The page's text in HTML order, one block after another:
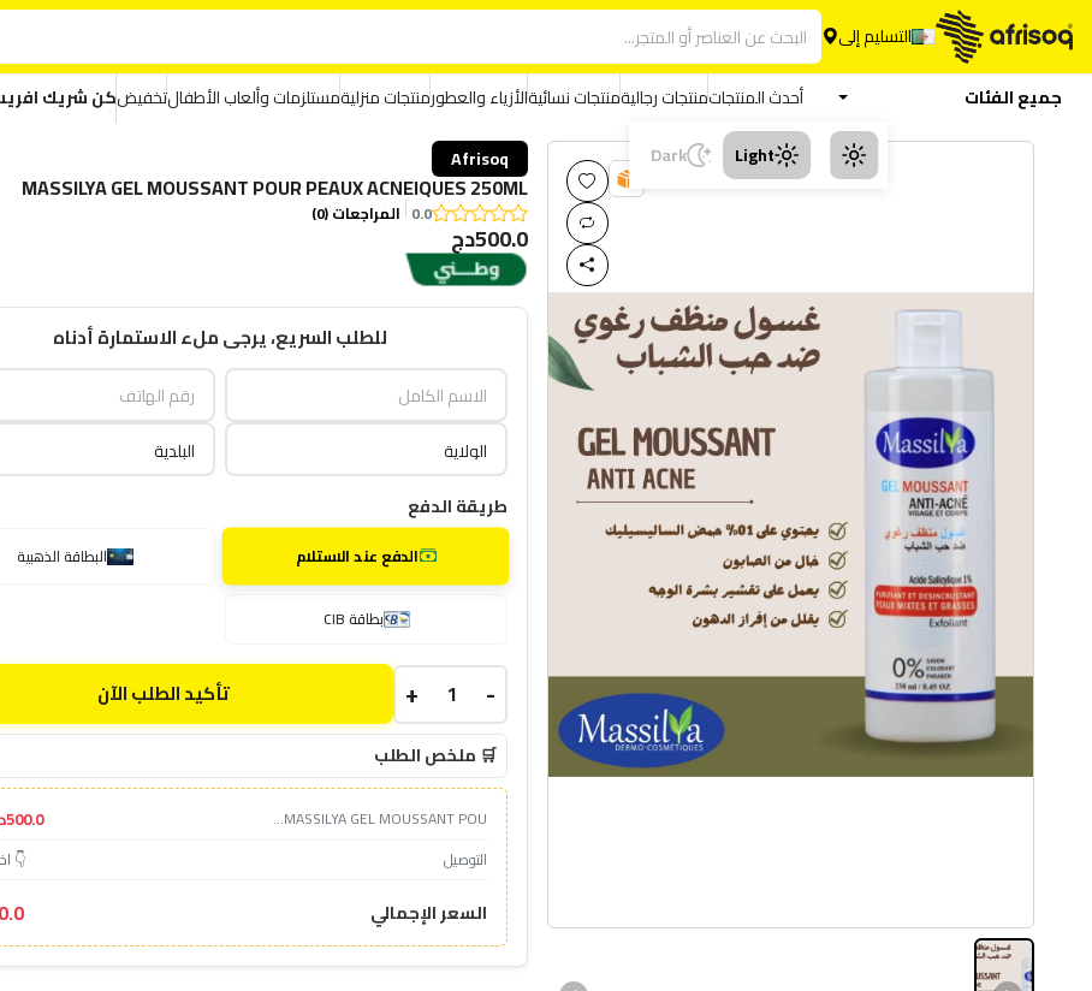
التسليم إلى
جميع الفئات أحدث المنتجاتمنتجات رجاليةمنتجات نسائيةالأزياء والعطورمنتجات منزليةمستلزمات وألعاب الأطفالتخفيضكن شريك
Light
Dark
Afrisoq
MASSILYA GEL MOUSSANT POUR PEAUX ACNEIQUES 250ML
0.0 المراجعات (0)
500.0دج
للطلب السريع، يرجى ملء الاستمارة أدناه
طريقة الدفع
الدفع عند الاستلام البطاقة الذهبية
بطاقة CIB
-
+ تأكيد الطلب الآن
🛒 ملخص الطلب
500.0دج
MASSILYA GEL MOUSSANT POU...
👇
التوصيل
السعر الإجمالي